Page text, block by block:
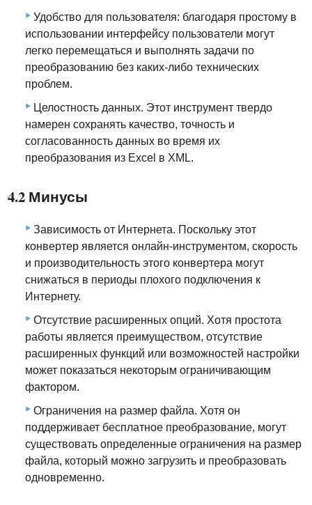
Удобство для пользователя: благодаря простому в
использовании интерфейсу пользователи могут
легко перемещаться и выполнять задачи по
преобразованию без каких-либо технических
проблем.
Целостность данных. Этот инструмент твердо
намерен сохранять качество, точность и
согласованность данных во время их
преобразования из Excel в XML.
4.2 Минусы
Зависимость от Интернета. Поскольку этот
конвертер является онлайн-инструментом, скорость
и производительность этого конвертера могут
снижаться в периоды плохого подключения к
Интернету.
Отсутствие расширенных опций. Хотя простота
работы является преимуществом, отсутствие
расширенных функций или возможностей настройки
может показаться некоторым ограничивающим
фактором.
Ограничения на размер файла. Хотя он
поддерживает бесплатное преобразование, могут
существовать определенные ограничения на размер
файла, который можно загрузить и преобразовать
одновременно.